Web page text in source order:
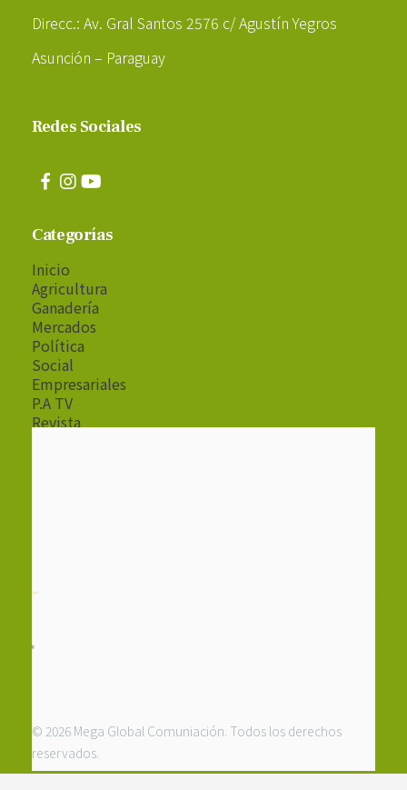
Direcc.: Av. Gral Santos 2576 c/ Agustín Yegros
Asunción – Paraguay
Redes Sociales
Categorías
Inicio
Agricultura
Ganadería
Mercados
Política
Social
Empresariales
P.A TV
Revista
© 2026 Mega Global Comuniación. Todos los derechos
reservados.